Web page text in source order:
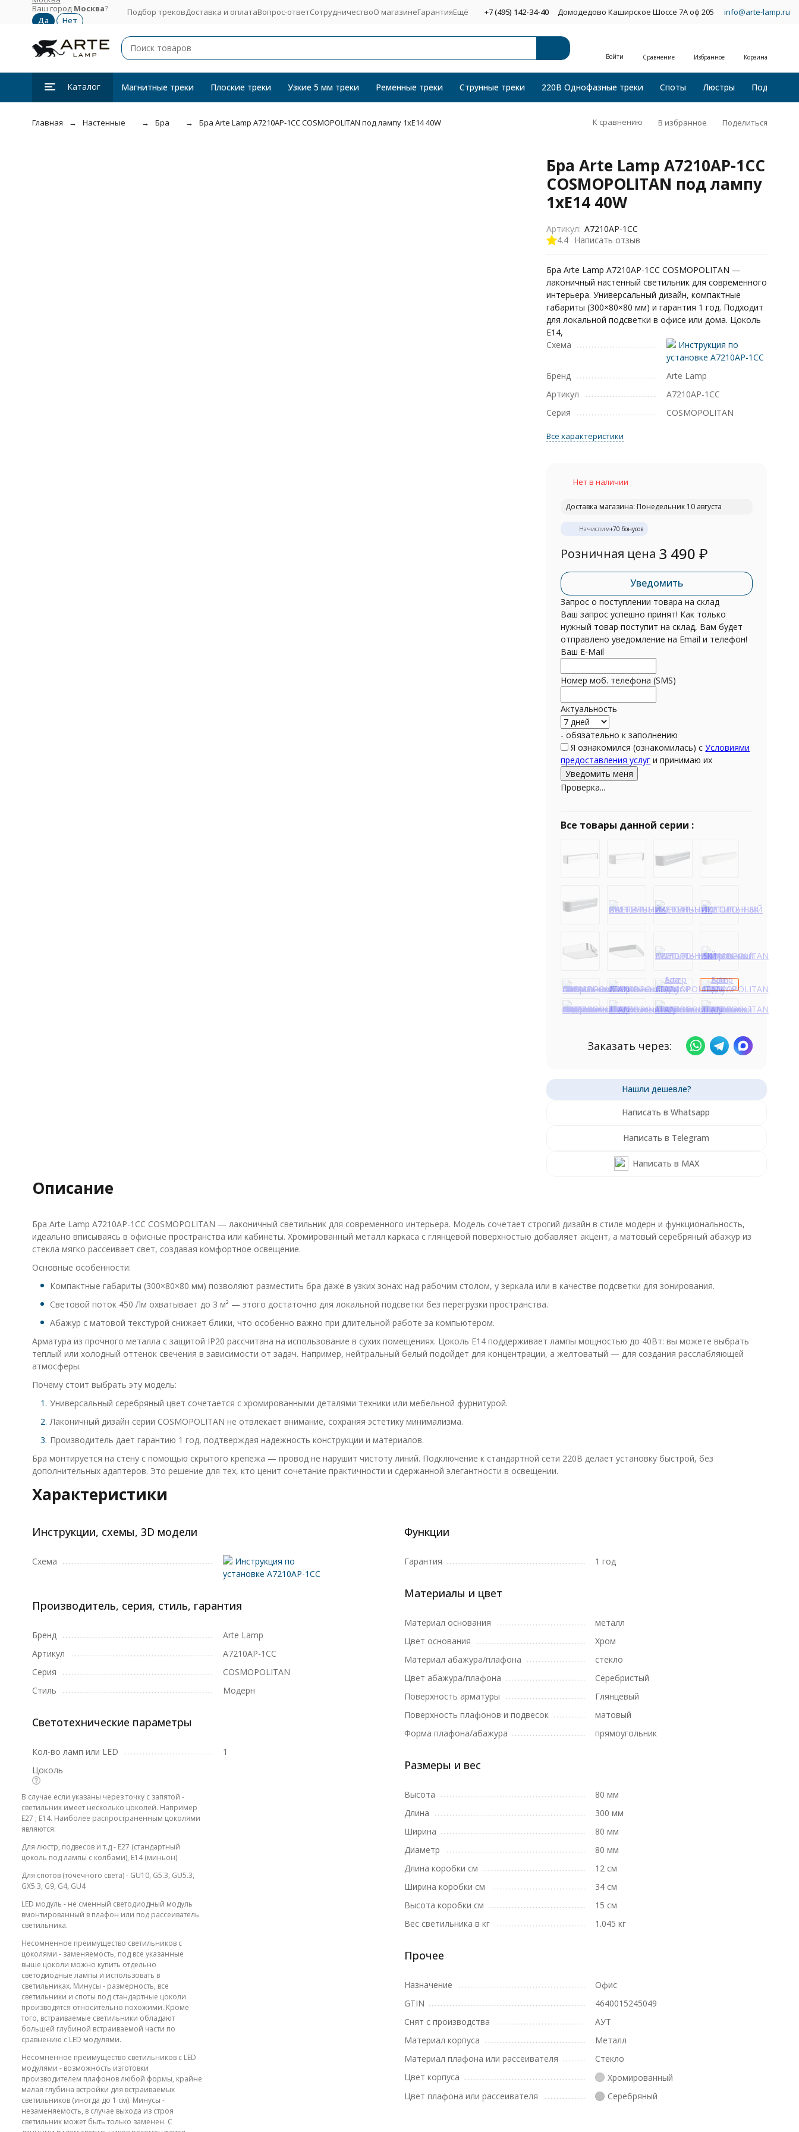
Ваш город Москва? Подбор трековДоставка и оплатаВопрос-ответСотрудничествоО магазинеГарантияЕщё +7 (495) 142-34-40 Домодедово Каширское Шоссе 7А оф 205 info@arte-lamp.ru
Войти Сравнение Избранное Корзина
Каталог Магнитные треки Плоские треки Узкие 5 мм треки Ременные треки Струнные треки 220В Однофазные треки Споты Люстры Подвесные
Главная Настенные Бра Бра Arte Lamp A7210AP-1CC COSMOPOLITAN под лампу 1xE14 40W К сравнению В избранное Поделиться
Бра Arte Lamp A7210AP-1CC
COSMOPOLITAN под лампу
1xE14 40W
4.4 Написать отзыв
Артикул: A7210AP-1CC
Бра Arte Lamp A7210AP-1CC COSMOPOLITAN —
лаконичный настенный светильник для современного
интерьера. Универсальный дизайн, компактные
габариты (300×80×80 мм) и гарантия 1 год. Подходит
для локальной подсветки в офисе или дома. Цоколь
E14,
Схема
Инструкция по
установке A7210AP-1CC
Бренд
Arte Lamp
Артикул
A7210AP-1CC
Серия
COSMOPOLITAN
Все характеристики
Нет в наличии
Доставка магазина: Понедельник 10 августа
Начислим+70 бонусов
Розничная цена 3 490₽
Уведомить
Запрос о поступлении товара на склад
Ваш запрос успешно принят! Как только
нужный товар поступит на склад, Вам будет
отправлено уведомление на Email и телефон!
Ваш E-Mail
Номер моб. телефона (SMS)
Актуальность
- обязательно к заполнению
Я ознакомился (ознакомилась) сУсловиями
предоставления услуг и принимаю их
Проверка...
Все товары данной серии :
Заказать через:
Написать в Whatsapp
Написать в Telegram
Написать в MAX
Описание
Бра Arte Lamp A7210AP-1CC COSMOPOLITAN — лаконичный светильник для современного интерьера. Модель сочетает строгий дизайн в стиле модерн и функциональность,
идеально вписываясь в офисные пространства или кабинеты. Хромированный металл каркаса с глянцевой поверхностью добавляет акцент, а матовый серебряный абажур из
стекла мягко рассеивает свет, создавая комфортное освещение.
Основные особенности:
Компактные габариты (300×80×80 мм) позволяют разместить бра даже в узких зонах: над рабочим столом, у зеркала или в качестве подсветки для зонирования.
Световой поток 450 Лм охватывает до 3 м² — этого достаточно для локальной подсветки без перегрузки пространства.
Абажур с матовой текстурой снижает блики, что особенно важно при длительной работе за компьютером.
Арматура из прочного металла с защитой IP20 рассчитана на использование в сухих помещениях. Цоколь E14 поддерживает лампы мощностью до 40Вт: вы можете выбрать
теплый или холодный оттенок свечения в зависимости от задач. Например, нейтральный белый подойдет для концентрации, а желтоватый — для создания расслабляющей
атмосферы.
Почему стоит выбрать эту модель:
Универсальный серебряный цвет сочетается с хромированными деталями техники или мебельной фурнитурой.
Лаконичный дизайн серии COSMOPOLITAN не отвлекает внимание, сохраняя эстетику минимализма.
Производитель дает гарантию 1 год, подтверждая надежность конструкции и материалов.
Бра монтируется на стену с помощью скрытого крепежа — провод не нарушит чистоту линий. Подключение к стандартной сети 220В делает установку быстрой, без
дополнительных адаптеров. Это решение для тех, кто ценит сочетание практичности и сдержанной элегантности в освещении.
Характеристики
Инструкции, схемы, 3D модели
Схема
Инструкция по
установке A7210AP-1CC
Производитель, серия, стиль, гарантия
Бренд
Arte Lamp
Артикул
A7210AP-1CC
Серия
COSMOPOLITAN
Стиль
Модерн
Светотехнические параметры
Кол-во ламп или LED
1
Цоколь
В случае если указаны через точку с запятой -
светильник имеет несколько цоколей. Например
E27 ; E14. Наиболее распространенным цоколями
являются:
Для люстр, подвесов и т.д - E27 (стандартный
цоколь под лампы с колбами), E14 (миньон)
Для спотов (точечного света) - GU10, G5.3, GU5.3,
GX5.3, G9, G4, GU4
LED модуль - не сменный светодиодный модуль
вмонтированный в плафон или под рассеиватель
светильника.
Несомненное преимущество светильников с
цоколями - заменяемость, под все указанные
выше цоколи можно купить отдельно
светодиодные лампы и использовать в
светильниках. Минусы - размерность, все
светильники и споты под стандартные цоколи
производятся относительно похожими. Кроме
того, встраиваемые светильники обладают
большей глубиной встраиваемой части по
сравнению с LED модулями.
Несомненное преимущество светильников с LED
модулями - возможность изготовки
производителем плафонов любой формы, крайне
малая глубина встройки для встраиваемых
светильников (иногда до 1 см). Минусы -
незаменяемость, в случае выхода из строя
светильник может быть только заменен. С
Функции
Гарантия 1 год
Материалы и цвет
Материал основания
металл
Цвет основания
Хром
Материал абажура/плафона
стекло
Цвет абажура/плафона
Серебристый
Поверхность арматуры
Глянцевый
Поверхность плафонов и подвесок
матовый
Форма плафона/абажура
прямоугольник
Размеры и вес
Высота
80 мм
Длина
300 мм
Ширина
80 мм
Диаметр
80 мм
Длина коробки см
12 см
Ширина коробки см
34 см
Высота коробки см
15 см
Вес светильника в кг
1.045 кг
Прочее
Назначение
Офис
GTIN
4640015245049
Снят с производства
АУТ
Материал корпуса
Металл
Материал плафона или рассеивателя
Стекло
Цвет корпуса
Хромированный
Цвет плафона или рассеивателя
Серебряный